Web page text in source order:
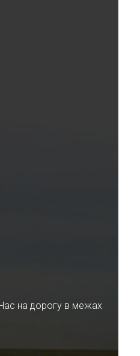
Час на дорогу в межах